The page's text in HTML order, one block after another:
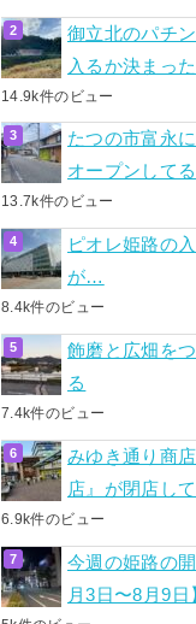
御立北のパチ
入るか決まっ
14.9k件のビュー
たつの市富永
オープンしてる
13.7k件のビュー
ピオレ姫路の
が…
8.4k件のビュー
飾磨と広畑を
る
7.4k件のビュー
みゆき通り商
店』が閉店し
6.9k件のビュー
今週の姫路の
月3日〜8月9日